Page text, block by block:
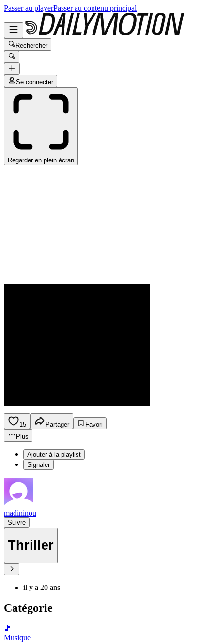
Passer au playerPasser au contenu principal
Rechercher
Se connecter
Regarder en plein écran
15 Partager
Favori
Plus
Ajouter à la playlist
Signaler
madininou
Suivre
Thriller
il y a 20 ans
Catégorie
🎵
Musique